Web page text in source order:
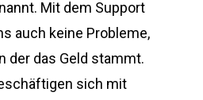
Mit dem Support
auch keine Probleme,
der das Geld stammt.
sich mit